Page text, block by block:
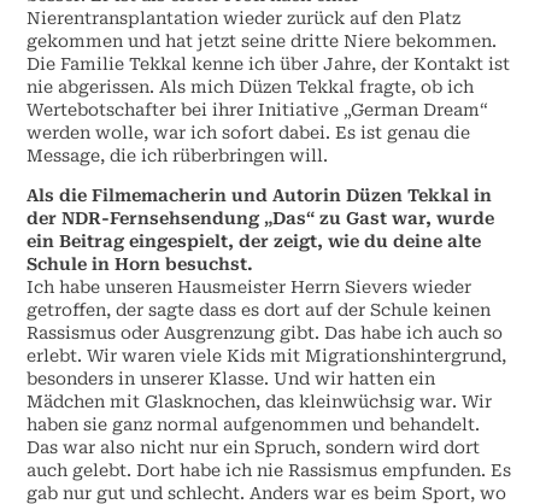
Nierentransplantation wieder zurück auf den Platz
gekommen und hat jetzt seine dritte Niere bekommen.
Die Familie Tekkal kenne ich über Jahre, der Kontakt ist
nie abgerissen. Als mich Düzen Tekkal fragte, ob ich
Wertebotschafter bei ihrer Initiative „German Dream“
werden wolle, war ich sofort dabei. Es ist genau die
Message, die ich rüberbringen will.
Als die Filmemacherin und Autorin Düzen Tekkal in
der NDR-Fernsehsendung „Das“ zu Gast war, wurde
ein Beitrag eingespielt, der zeigt, wie du deine alte
Schule in Horn besuchst.
Ich habe unseren Hausmeister Herrn Sievers wieder
getroffen, der sagte dass es dort auf der Schule keinen
Rassismus oder Ausgrenzung gibt. Das habe ich auch so
erlebt. Wir waren viele Kids mit Migrationshintergrund,
besonders in unserer Klasse. Und wir hatten ein
Mädchen mit Glasknochen, das kleinwüchsig war. Wir
haben sie ganz normal aufgenommen und behandelt.
Das war also nicht nur ein Spruch, sondern wird dort
auch gelebt. Dort habe ich nie Rassismus empfunden. Es
gab nur gut und schlecht. Anders war es beim Sport, wo